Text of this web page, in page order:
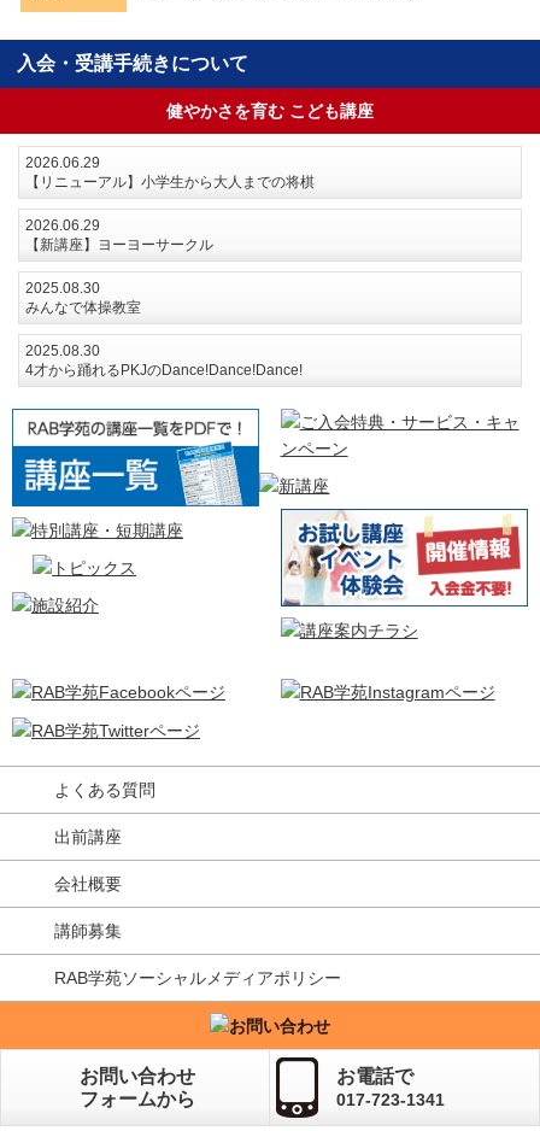
入会・受講手続きについて
健やかさを育む こども講座
2026.06.29
【リニューアル】小学生から大人までの将棋
2026.06.29
【新講座】ヨーヨーサークル
2025.08.30
みんなで体操教室
2025.08.30
4才から踊れるPKJのDance!Dance!Dance!
よくある質問
出前講座
会社概要
講師募集
RAB学苑ソーシャルメディアポリシー
お問い合わせ
フォームから
お電話で
017-723-1341